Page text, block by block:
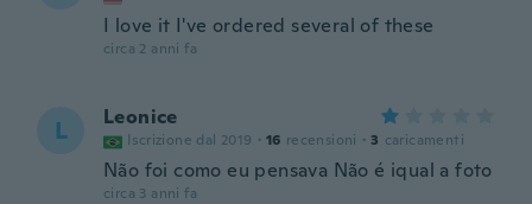
I love it I've ordered several of these
circa 2 anni fa
L Leonice
Iscrizione dal 2019 · 16 recensioni · 3 caricamenti
Não foi como eu pensava Não é iqual a foto
circa 3 anni fa